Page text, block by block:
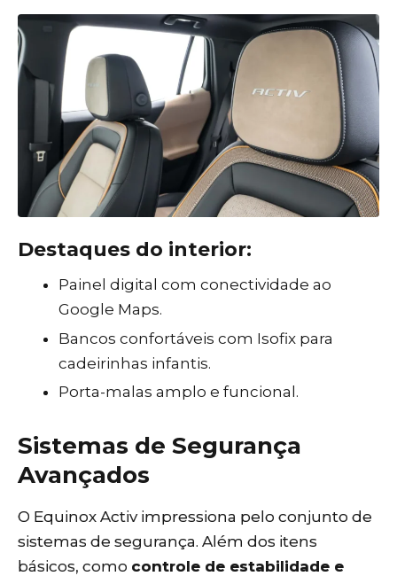
Destaques do interior:
Painel digital com conectividade ao
Google Maps.
Bancos confortáveis com Isofix para
cadeirinhas infantis.
Porta-malas amplo e funcional.
Sistemas de Segurança
Avançados
O Equinox Activ impressiona pelo conjunto de
sistemas de segurança. Além dos itens
básicos, como controle de estabilidade e